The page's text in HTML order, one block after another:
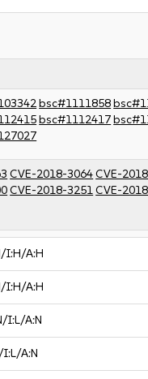
bsc#1111858
bsc#1112417
CVE-2018-3064CVE-
CVE-2018-3251CVE-
I:H/A:H
I:H/A:H
I:L/A:N
I:L/A:N